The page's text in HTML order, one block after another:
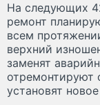
На следующих
ремонт
всем
верхний
заменят
отремонтируют
установят